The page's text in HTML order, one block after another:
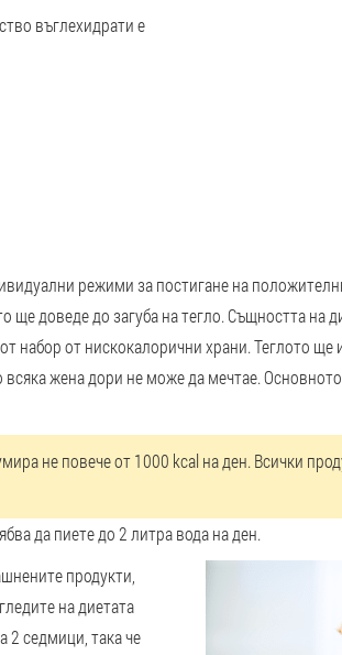
въглехидрати е
режими за постигане на
ще доведе до загуба на тегло.Същността на
набор от нискокалорични храни. Теглото ще
жена дори не може да мечтае.
не повече от 1000 kcal на ден. Всички
да пиете до 2 литра вода на ден.
продукти,
на диетата
2 седмици, така че